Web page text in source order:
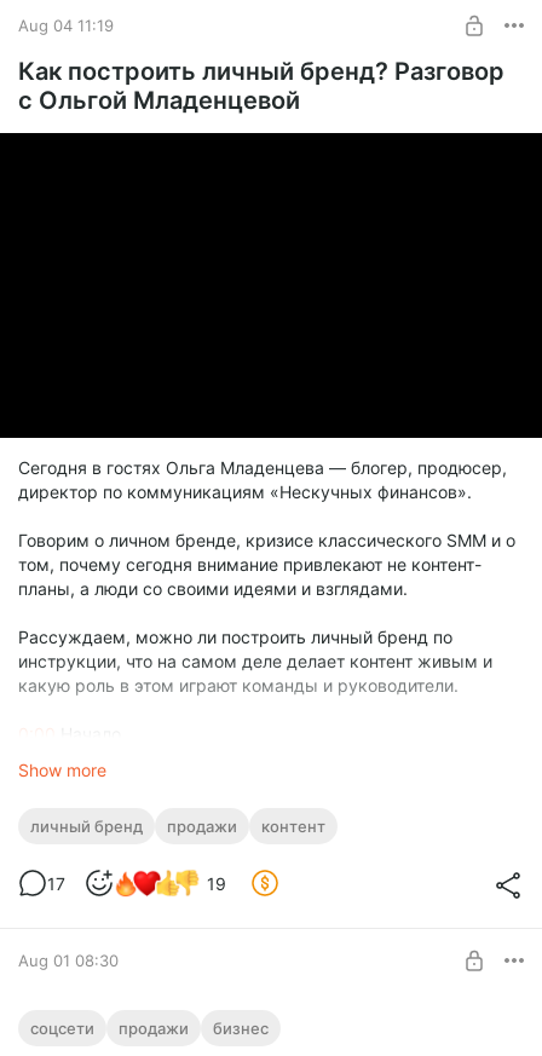
«Пиши, сокращай» за 90 минут. Самое важное, что нужно
знать про текст
Aug 04 11:19
Как построить личный бренд? Разговор
с Ольгой Младенцевой
Сегодня в гостях Ольга Младенцева — блогер, продюсер,
директор по коммуникациям «Нескучных финансов».
Говорим о личном бренде, кризисе классического SMM и о
том, почему сегодня внимание привлекают не контент-
планы, а люди со своими идеями и взглядами.
Рассуждаем, можно ли построить личный бренд по
инструкции, что на самом деле делает контент живым и
какую роль в этом играют команды и руководители.
Начало
3:08
Show more
личный бренд продажи контент
17 19
Aug 01 08:30
Философское про цель и метрики
соцсети продажи бизнес